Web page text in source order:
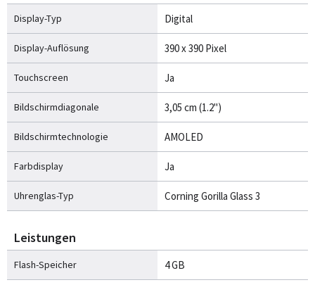
Display-Typ Digital
Display-Auflösung 390 x 390 Pixel
Touchscreen Ja
Bildschirmdiagonale 3,05 cm (1.2")
Bildschirmtechnologie AMOLED
Farbdisplay Ja
Uhrenglas-Typ Corning Gorilla Glass 3
Leistungen
Flash-Speicher 4 GB